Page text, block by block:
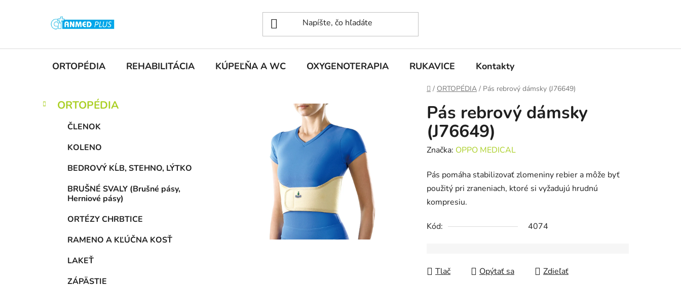
ORTOPÉDIA REHABILITÁCIA KÚPEĽŇA A WC OXYGENOTERAPIA RUKAVICE Kontakty
Domov
/ ORTOPÉDIA / Pás rebrový dámsky (J76649)
BPreskočiť
kategórie
K
a
ORTOPÉDIA
ČLENOK
KOLENO
BEDROVÝ KĹB, STEHNO, LÝTKO
BRUŠNÉ SVALY (Brušné pásy,
Herniové pásy)
ORTÉZY CHRBTICE
RAMENO A KĽÚČNA KOSŤ
LAKEŤ
ZÁPÄSTIE
Pás rebrový dámsky
(J76649)
Značka: OPPO MEDICAL
Pás pomáha stabilizovať zlomeniny rebier a môže byť
použitý pri zraneniach, ktoré si vyžadujú hrudnú
kompresiu.
Kód: 4074
Tlač Opýtať sa Zdieľať